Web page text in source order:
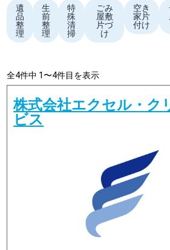
遺
品
整
理
生
前
整
理
特
殊
清
掃
ごみ
屋敷
片づ
け
空き
家片
付け
全4件中 1〜4件目を表示
株式会社エクセル・ク
ビス